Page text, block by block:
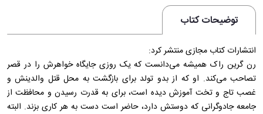
توضیحات کتاب
انتشارات کتاب مجازی منتشر کرد:
رن گرین راک همیشه می‌دانست که یک روزی جایگاه خواهرش را در قصر
تصاحب می‌کند. او که از بدو تولد برای بازگشت به محل قتل والدینش و
غصب تاج و تخت آموزش دیده است، برای به قدرت رسیدن و محافظت از
جامعه جادوگرانی که دوستش دارد، حاضر است دست به هر کاری بزند. البته